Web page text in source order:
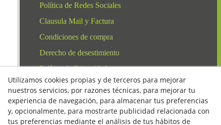
Política de Redes Sociales
Clausula Mail y Factura
Condiciones de compra
Derecho de desestimiento
Política de Privacidad
Política de cookies
Utilizamos cookies propias y de terceros para mejorar
nuestros servicios, por razones técnicas, para mejorar tu
experiencia de navegación, para almacenar tus preferencias
y, opcionalmente, para mostrarte publicidad relacionada con
tus preferencias mediante el análisis de tus hábitos de